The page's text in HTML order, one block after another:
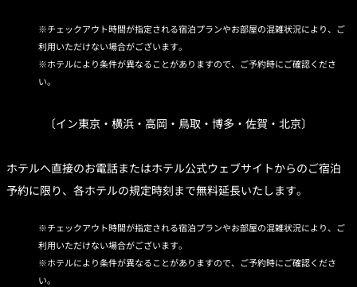
チェックアウト時間が指定される宿泊プランやお部屋の混雑状況により、ご
利用いただけない場合がございます。
ホテルにより条件が異なることがありますので、ご予約時にご確認くださ
い。
〔イン東京・横浜・高岡・鳥取・博多・佐賀・北京〕
ホテルへ直接のお電話またはホテル公式ウェブサイトからのご宿泊
予約に限り、各ホテルの規定時刻まで無料延長いたします。
チェックアウト時間が指定される宿泊プランやお部屋の混雑状況により、ご
利用いただけない場合がございます。
ホテルにより条件が異なることがありますので、ご予約時にご確認くださ
い。